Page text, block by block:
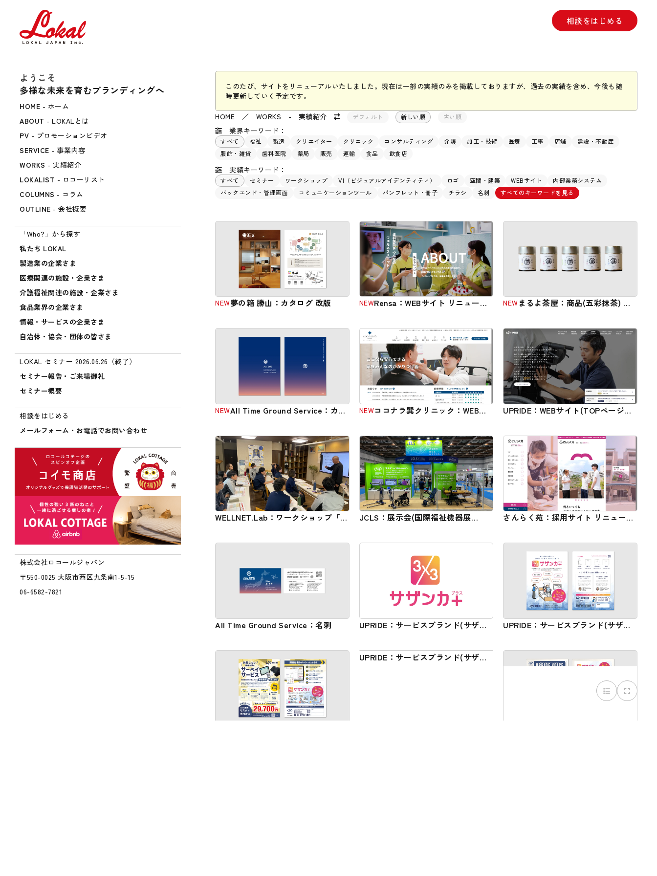
相談をはじめる
ようこそ
多様な未来を育むブランディングへ
HOME - ホーム
ABOUT - LOKALとは
PV - プロモーションビデオ
SERVICE - 事業内容
WORKS - 実績紹介
LOKALIST - ロコーリスト
COLUMNS - コラム
OUTLINE - 会社概要
「Who?」から探す
私たち LOKAL
製造業の企業さま
医療関連の施設・企業さま
介護福祉関連の施設・企業さま
食品業界の企業さま
情報・サービスの企業さま
自治体・協会・団体の皆さま
LOKAL セミナー 2026.06.26（終了）
セミナー報告・ご来場御礼
セミナー概要
相談をはじめる
メールフォーム・お電話でお問い合わせ
株式会社ロコールジャパン
〒550-0025 大阪市西区九条南1-5-15
06-6582-7821
このたび、サイトをリニューアルいたしました。現在は一部の実績のみを掲載しておりますが、過去の実績を含め、今後も随
時更新していく予定です。
HOME ／ WORKS - 実績紹介 デフォルト 新しい順 古い順
業界キーワード：
すべて 福祉 製造 クリエイター クリニック コンサルティング 介護 加工・技術 医療 工事 店舗
建設・不動産
服飾・雑貨
歯科医院 薬局 販売 運輸 食品 飲食店
実績キーワード：
すべて セミナー ワークショップ VI（ビジュアルアイデンティティ） ロゴ 空間・建築 WEBサイト
内部業務システム
バックエンド・管理画面
コミュニケーションツール パンフレット・冊子 チラシ 名刺 すべてのキーワードを見る
NEW夢の箱 勝山：カタログ 改版 NEWRensa：WEBサイト リニューア
NEW まるよ茶屋：商品(五彩抹茶) パ
NEWAll Time Ground Service：カタ
NEWココナラ巽クリニック：WEBサ
UPRIDE：WEBサイト(TOPページ部
WELLNET.Lab：ワークショップ「自
JCLS：展示会(国際福祉機器展
ール・サイン
さんらく苑：採用サイト リニューア
All Time Ground Service：名刺
UPRIDE：サービスブランド(サザン
UPRIDE：サービスブランド(サザン